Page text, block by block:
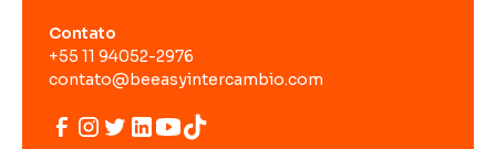
Contato
+55 11 94052-2976
contato@beeasyintercambio.com